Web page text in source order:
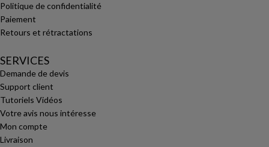
Politique de confidentialité
Paiement
Retours et rétractations
SERVICES
Demande de devis
Support client
Tutoriels Vidéos
Votre avis nous intéresse
Mon compte
Livraison